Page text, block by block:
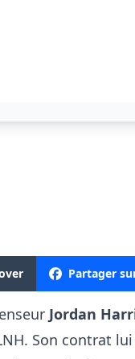
Partager
Jordan
Son contrat